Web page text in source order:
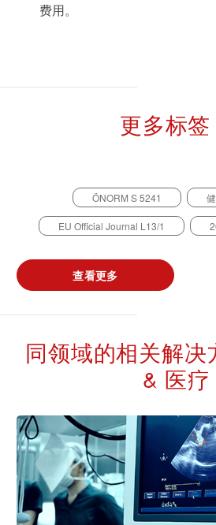
费用。
更多标签
ÖNORM S 5241
EU Official Journal L13/1
查看更多
同领域的相关解决
& 医疗